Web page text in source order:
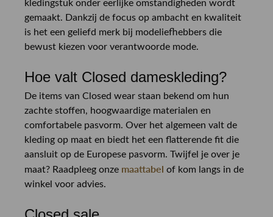
kledingstuk onder eerlijke omstandigheden wordt
gemaakt. Dankzij de focus op ambacht en kwaliteit
is het een geliefd merk bij modeliefhebbers die
bewust kiezen voor verantwoorde mode.
Hoe valt Closed dameskleding?
De items van Closed wear staan bekend om hun
zachte stoffen, hoogwaardige materialen en
comfortabele pasvorm. Over het algemeen valt de
kleding op maat en biedt het een flatterende fit die
aansluit op de Europese pasvorm. Twijfel je over je
maat? Raadpleeg onze maattabel of kom langs in de
winkel voor advies.